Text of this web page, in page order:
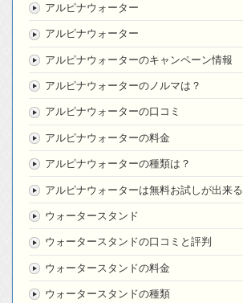
アルピナウォーター
アルピナウォーター
アルピナウォーターのキャンペーン情報
アルピナウォーターのノルマは？
アルピナウォーターの口コミ
アルピナウォーターの料金
アルピナウォーターの種類は？
アルピナウォーターは無料お試しが出来る
ウォータースタンド
ウォータースタンドの口コミと評判
ウォータースタンドの料金
ウォータースタンドの種類